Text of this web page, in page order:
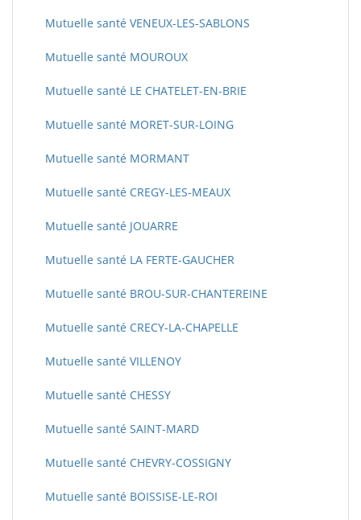
Mutuelle santé VENEUX-LES-SABLONS
Mutuelle santé MOUROUX
Mutuelle santé LE CHATELET-EN-BRIE
Mutuelle santé MORET-SUR-LOING
Mutuelle santé MORMANT
Mutuelle santé CREGY-LES-MEAUX
Mutuelle santé JOUARRE
Mutuelle santé LA FERTE-GAUCHER
Mutuelle santé BROU-SUR-CHANTEREINE
Mutuelle santé CRECY-LA-CHAPELLE
Mutuelle santé VILLENOY
Mutuelle santé CHESSY
Mutuelle santé SAINT-MARD
Mutuelle santé CHEVRY-COSSIGNY
Mutuelle santé BOISSISE-LE-ROI